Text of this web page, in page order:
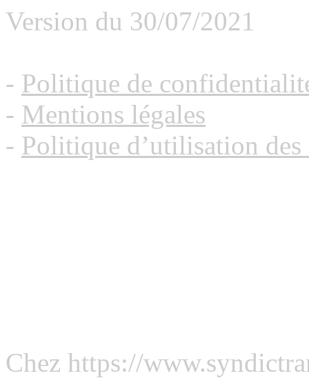
Version du 30/07/2021
- Politique de
- Mentions légales
- Politique d’utilisation des
Chez https://